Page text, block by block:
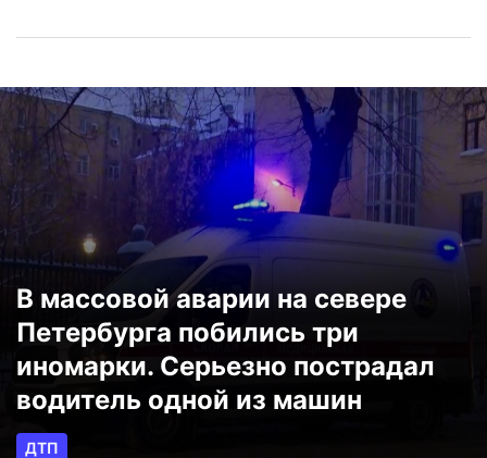
В массовой аварии на севере
Петербурга побились три
иномарки. Серьезно пострадал
водитель одной из машин
ДТП